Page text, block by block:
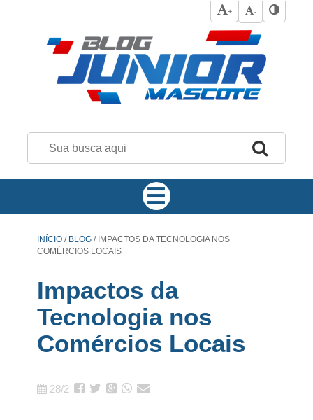
+ -
INÍCIO / BLOG /IMPACTOS DA TECNOLOGIA NOS
COMÉRCIOS LOCAIS
Impactos da
Tecnologia nos
Comércios Locais
28/2